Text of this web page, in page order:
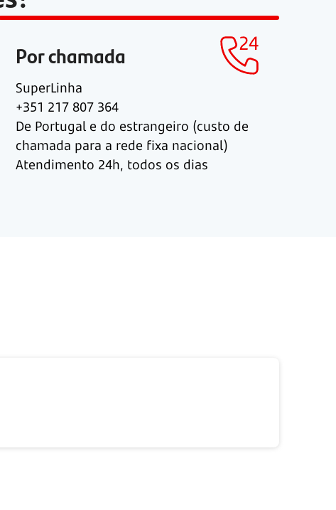
Por chamada
SuperLinha
+351 217 807 364
De Portugal e do estrangeiro (custo de
chamada para a rede fixa nacional)
Atendimento 24h, todos os dias